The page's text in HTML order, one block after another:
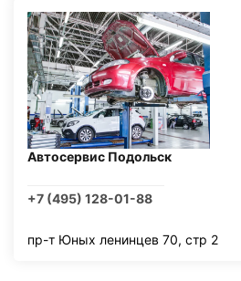
Автосервис Подольск
+7 (495) 128-01-88
пр-т Юных ленинцев 70, стр 2